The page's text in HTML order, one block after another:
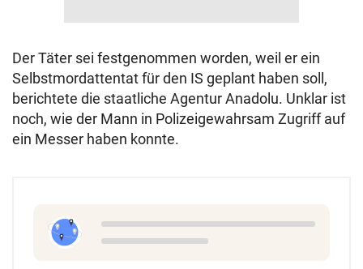
Der Täter sei festgenommen worden, weil er ein
Selbstmordattentat für den IS geplant haben soll,
berichtete die staatliche Agentur Anadolu. Unklar ist
noch, wie der Mann in Polizeigewahrsam Zugriff auf
ein Messer haben konnte.